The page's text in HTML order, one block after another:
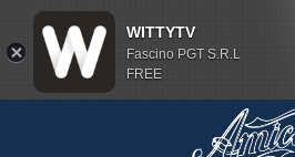
WITTYTV
Fascino PGT S.R.L
FREE